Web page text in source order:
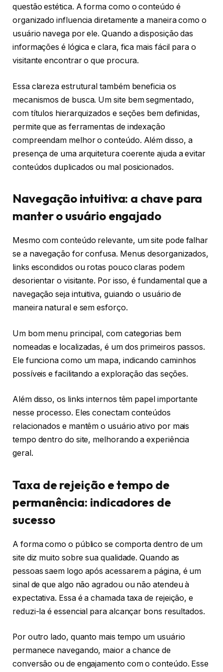
questão estética. A forma como o conteúdo é
organizado influencia diretamente a maneira como o
usuário navega por ele. Quando a disposição das
informações é lógica e clara, fica mais fácil para o
visitante encontrar o que procura.
Essa clareza estrutural também beneficia os
mecanismos de busca. Um site bem segmentado,
com títulos hierarquizados e seções bem definidas,
permite que as ferramentas de indexação
compreendam melhor o conteúdo. Além disso, a
presença de uma arquitetura coerente ajuda a evitar
conteúdos duplicados ou mal posicionados.
Navegação intuitiva: a chave para
manter o usuário engajado
Mesmo com conteúdo relevante, um site pode falhar
se a navegação for confusa. Menus desorganizados,
links escondidos ou rotas pouco claras podem
desorientar o visitante. Por isso, é fundamental que a
navegação seja intuitiva, guiando o usuário de
maneira natural e sem esforço.
Um bom menu principal, com categorias bem
nomeadas e localizadas, é um dos primeiros passos.
Ele funciona como um mapa, indicando caminhos
possíveis e facilitando a exploração das seções.
Além disso, os links internos têm papel importante
nesse processo. Eles conectam conteúdos
relacionados e mantêm o usuário ativo por mais
tempo dentro do site, melhorando a experiência
geral.
Taxa de rejeição e tempo de
permanência: indicadores de
sucesso
A forma como o público se comporta dentro de um
site diz muito sobre sua qualidade. Quando as
pessoas saem logo após acessarem a página, é um
sinal de que algo não agradou ou não atendeu à
expectativa. Essa é a chamada taxa de rejeição, e
reduzi-la é essencial para alcançar bons resultados.
Por outro lado, quanto mais tempo um usuário
permanece navegando, maior a chance de
conversão ou de engajamento com o conteúdo. Esse